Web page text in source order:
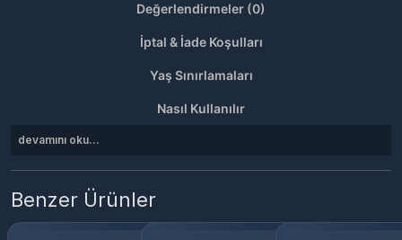
Değerlendirmeler (0)
İptal & İade Koşulları
Yaş Sınırlamaları
Nasıl Kullanılır
devamını oku...
Benzer Ürünler